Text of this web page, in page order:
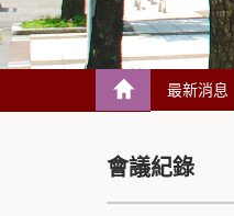
最新消息
會議紀錄